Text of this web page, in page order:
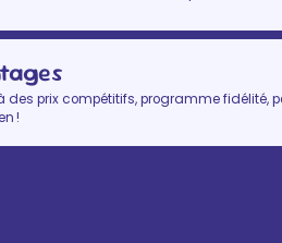
des prix compétitifs, programme fidélité,
!